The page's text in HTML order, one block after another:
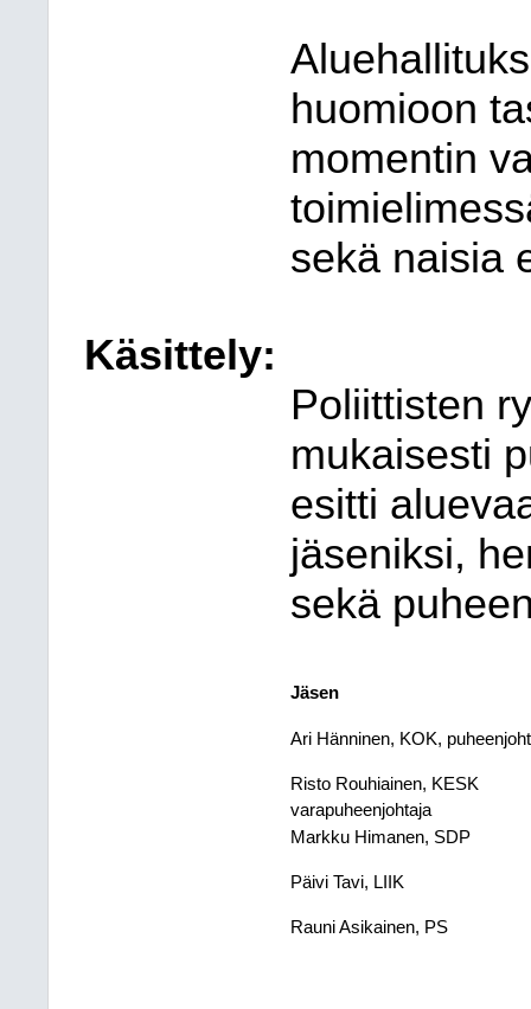
huomioon
momentin
sekä naisia
Käsittely:
Poliittisten
mukaisesti
esitti
jäseniksi,
sekä
Jäsen​
Ari Hänninen, KOK,
Risto Rouhiainen, KESK
varapuheenjohtaja​
Markku Himanen, SDP​
Päivi Tavi, LIIK​
Rauni Asikainen, PS​